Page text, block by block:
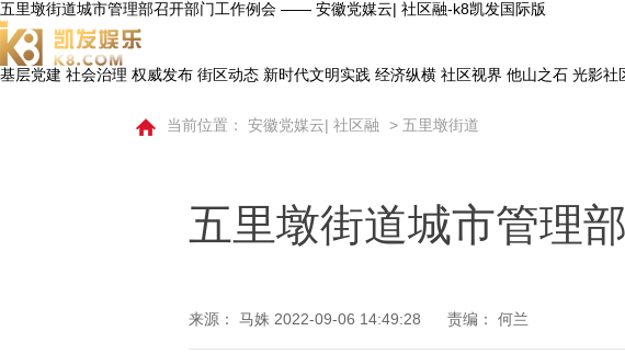
五里墩街道城市管理部召开部门工作例会 —— 安徽党媒云| 社区融-k8凯发国际版
基层党建 社会治理 权威发布 街区动态 新时代文明实践 经济纵横 社区视界 他山之石 光影社
当前位置： 安徽党媒云| 社区融 > 五里墩街道
五里墩街道城市管理
来源： 马姝 2022-09-06 14:49:28 责编： 何兰